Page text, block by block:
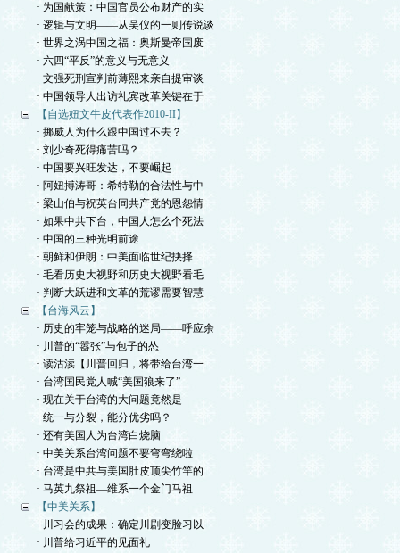
· 为国献策：中国官员公布财产的实
· 逻辑与文明——从吴仪的一则传说谈
· 世界之涡中国之福：奥斯曼帝国废
· 六四“平反”的意义与无意义
· 文强死刑宣判前薄熙来亲自提审谈
· 中国领导人出访礼宾改革关键在于
【自选妞文牛皮代表作2010-II】
· 挪威人为什么跟中国过不去？
· 刘少奇死得痛苦吗？
· 中国要兴旺发达，不要崛起
· 阿妞搏涛哥：希特勒的合法性与中
· 梁山伯与祝英台同共产党的恩怨情
· 如果中共下台，中国人怎么个死法
· 中国的三种光明前途
· 朝鲜和伊朗：中美面临世纪抉择
· 毛看历史大视野和历史大视野看毛
· 判断大跃进和文革的荒谬需要智慧
【台海风云】
· 历史的牢笼与战略的迷局——呼应余
· 川普的“嚣张”与包子的怂
· 读沽渎【川普回归，将带给台湾一
· 台湾国民党人喊“美国狼来了”
· 现在关于台湾的大问题竟然是
· 统一与分裂，能分优劣吗？
· 还有美国人为台湾白烧脑
· 中美关系台湾问题不要弯弯绕啦
· 台湾是中共与美国肚皮顶尖竹竿的
· 马英九祭祖—维系一个金门马祖
【中美关系】
· 川习会的成果：确定川剧变脸习以
· 川普给习近平的见面礼